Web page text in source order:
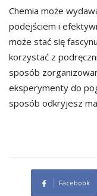
Chemia może
podejściem i
może stać się
korzystać z
sposób
eksperymenty do
sposób odkryjesz
Facebook